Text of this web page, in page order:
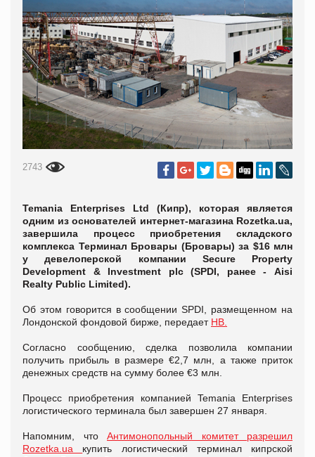
2743
Temania Enterprises Ltd (Кипр), которая является
одним из основателей интернет-магазина Rozetka.ua,
завершила процесс приобретения складского
комплекса Терминал Бровары (Бровары) за $16 млн
у девелоперской компании Secure Property
Development & Investment plc (SPDI, ранее - Aisi
Realty Public Limited).
Об этом говорится в сообщении SPDI, размещенном на
Лондонской фондовой бирже, передает НВ.
Согласно сообщению, сделка позволила компании
получить прибыль в размере €2,7 млн, а также приток
денежных средств на сумму более €3 млн.
Процесс приобретения компанией Temania Enterprises
логистического терминала был завершен 27 января.
Напомним, что Антимонопольный комитет разрешил
Rozetka.ua купить логистический терминал кипрской